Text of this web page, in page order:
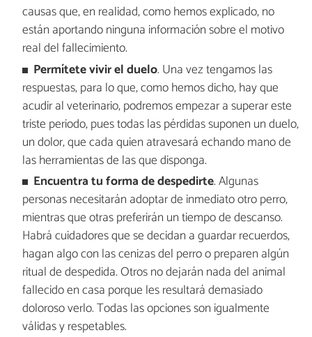
causas que, en realidad, como hemos explicado, no
están aportando ninguna información sobre el motivo
real del fallecimiento.
Permítete vivir el duelo. Una vez tengamos las
respuestas, para lo que, como hemos dicho, hay que
acudir al veterinario, podremos empezar a superar este
triste periodo, pues todas las pérdidas suponen un duelo,
un dolor, que cada quien atravesará echando mano de
las herramientas de las que disponga.
Encuentra tu forma de despedirte. Algunas
personas necesitarán adoptar de inmediato otro perro,
mientras que otras preferirán un tiempo de descanso.
Habrá cuidadores que se decidan a guardar recuerdos,
hagan algo con las cenizas del perro o preparen algún
ritual de despedida. Otros no dejarán nada del animal
fallecido en casa porque les resultará demasiado
doloroso verlo. Todas las opciones son igualmente
válidas y respetables.